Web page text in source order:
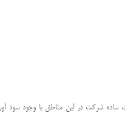
ساده شرکت در این مناطق با وجود سود